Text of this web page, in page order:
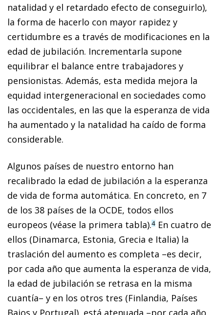
natalidad y el retardado efecto de conseguirlo),
la forma de hacerlo con mayor rapidez y
certidumbre es a través de modificaciones en la
edad de jubilación. Incrementarla supone
equilibrar el balance entre trabajadores y
pensionistas. Además, esta medida mejora la
equidad intergeneracional en sociedades como
las occidentales, en las que la esperanza de vida
ha aumentado y la natalidad ha caído de forma
considerable.
Algunos países de nuestro entorno han
recalibrado la edad de jubilación a la esperanza
de vida de forma automática. En concreto, en 7
de los 38 países de la OCDE, todos ellos
europeos (véase la primera tabla).4 En cuatro de
ellos (Dinamarca, Estonia, Grecia e Italia) la
traslación del aumento es completa –es decir,
por cada año que aumenta la esperanza de vida,
la edad de jubilación se retrasa en la misma
cuantía– y en los otros tres (Finlandia, Países
Bajos y Portugal), está atenuada –por cada año